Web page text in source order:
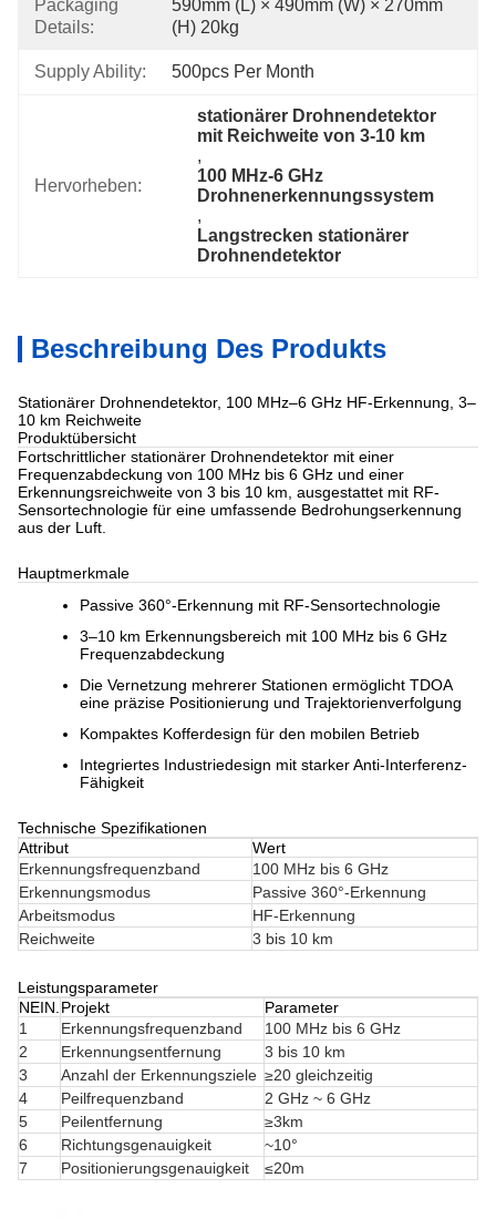
Packaging
Details:
590mm (L) × 490mm (W) × 270mm
(H) 20kg
Supply Ability: 500pcs Per Month
Hervorheben:
stationärer Drohnendetektor
mit Reichweite von 3-10 km
,
100 MHz-6 GHz
Drohnenerkennungssystem
,
Langstrecken stationärer
Drohnendetektor
Beschreibung Des Produkts
Stationärer Drohnendetektor, 100 MHz–6 GHz HF-Erkennung, 3–
10 km Reichweite
Produktübersicht
Fortschrittlicher stationärer Drohnendetektor mit einer
Frequenzabdeckung von 100 MHz bis 6 GHz und einer
Erkennungsreichweite von 3 bis 10 km, ausgestattet mit RF-
Sensortechnologie für eine umfassende Bedrohungserkennung
aus der Luft.
Hauptmerkmale
Passive 360°-Erkennung mit RF-Sensortechnologie
3–10 km Erkennungsbereich mit 100 MHz bis 6 GHz
Frequenzabdeckung
Die Vernetzung mehrerer Stationen ermöglicht TDOA
eine präzise Positionierung und Trajektorienverfolgung
Kompaktes Kofferdesign für den mobilen Betrieb
Integriertes Industriedesign mit starker Anti-Interferenz-
Fähigkeit
Technische Spezifikationen
Attribut
Wert
Erkennungsfrequenzband
100 MHz bis 6 GHz
Erkennungsmodus
Passive 360°-Erkennung
Arbeitsmodus
HF-Erkennung
Reichweite
3 bis 10 km
Leistungsparameter
NEIN. Projekt
Parameter
1
Erkennungsfrequenzband
100 MHz bis 6 GHz
2
Erkennungsentfernung
3 bis 10 km
3
Anzahl der Erkennungsziele ≥20 gleichzeitig
4
Peilfrequenzband
2 GHz ~ 6 GHz
5
Peilentfernung
≥3km
6
Richtungsgenauigkeit
~10°
7
Positionierungsgenauigkeit ≤20m